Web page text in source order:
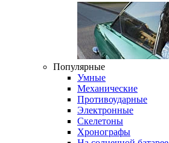
Популярные
Умные
Механические
Противоударные
Электронные
Скелетоны
Хронографы